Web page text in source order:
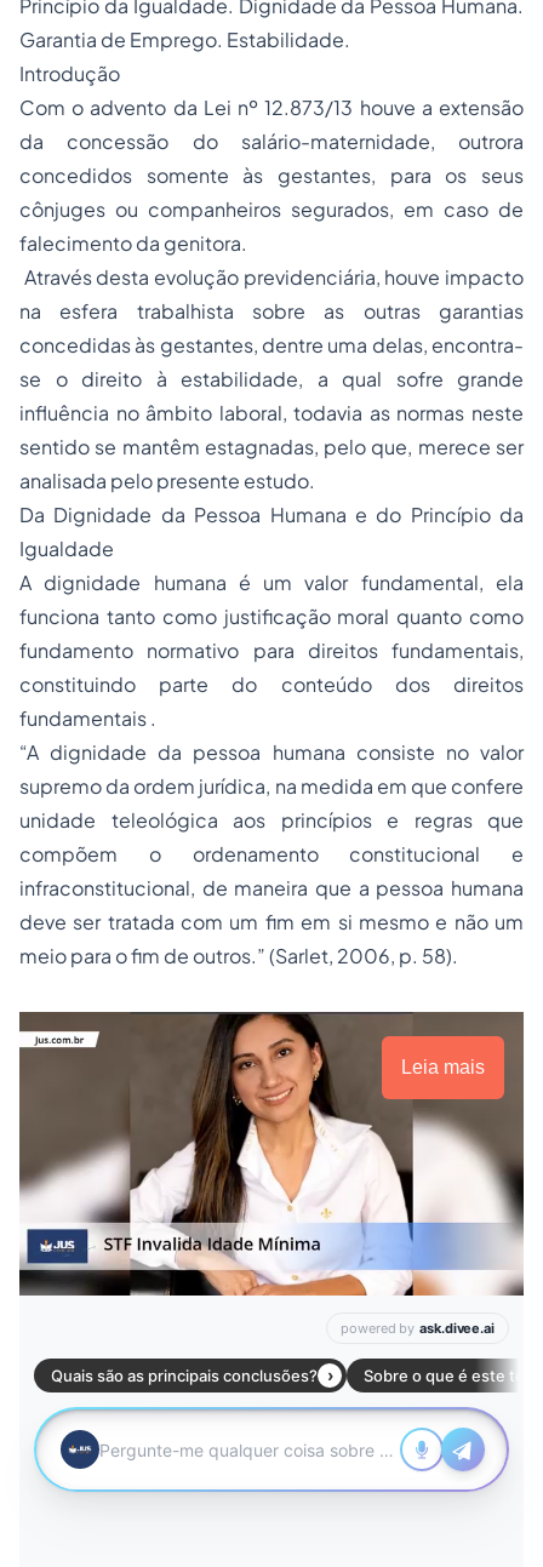
Princípio da Igualdade. Dignidade da Pessoa Humana.
Garantia de Emprego. Estabilidade.
Introdução
Com o advento da Lei nº 12.873/13 houve a extensão
da concessão do salário-maternidade, outrora
concedidos somente às gestantes, para os seus
cônjuges ou companheiros segurados, em caso de
falecimento da genitora.
Através desta evolução previdenciária, houve impacto
na esfera trabalhista sobre as outras garantias
concedidas às gestantes, dentre uma delas, encontra-
se o direito à estabilidade, a qual sofre grande
influência no âmbito laboral, todavia as normas neste
sentido se mantêm estagnadas, pelo que, merece ser
analisada pelo presente estudo.
Da Dignidade da Pessoa Humana e do Princípio da
Igualdade
A dignidade humana é um valor fundamental, ela
funciona tanto como justificação moral quanto como
fundamento normativo para direitos fundamentais,
constituindo parte do conteúdo dos direitos
fundamentais .
“A dignidade da pessoa humana consiste no valor
supremo da ordem jurídica, na medida em que confere
unidade teleológica aos princípios e regras que
compõem o ordenamento constitucional e
infraconstitucional, de maneira que a pessoa humana
deve ser tratada com um fim em si mesmo e não um
meio para o fim de outros.” (Sarlet, 2006, p. 58).
Leia mais